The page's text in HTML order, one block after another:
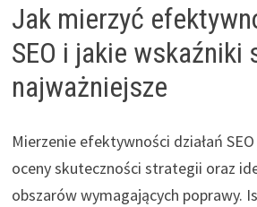
Jak mierzyć
SEO i jakie wskaźniki
najważniejsze
Mierzenie efektywności działań
oceny skuteczności strategii oraz
obszarów wymagających poprawy.